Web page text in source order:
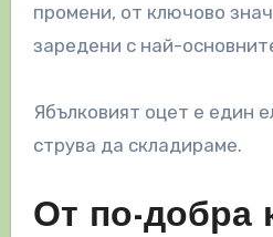
промени, от ключово
заредени с най-
Ябълковият оцет е един
струва да складираме.
От по-добра